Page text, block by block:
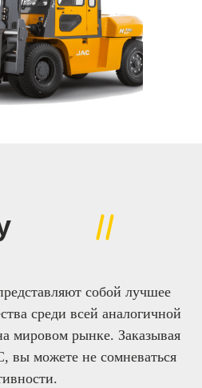
собой лучшее
среди всей аналогичной
мировом рынке. Заказывая
вы можете не сомневаться